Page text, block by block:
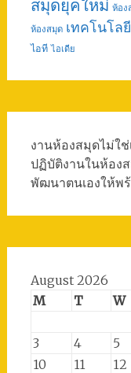
สมุดยุคใหม่ ห้อง
ห้องสมุด เทคโนโลยี
ไอที ไอเดีย
งานห้องสมุดไม่ใ
ปฏิบัติงานในห้อง
พัฒนาตนเองให้พ
August 2026
M
T W
3
4 5
10
11 12